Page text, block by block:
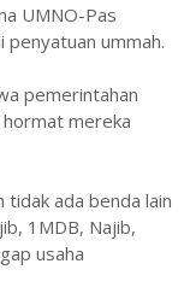
UMNO-Pas
penyatuan ummah.
pemerintahan
hormat mereka
tidak ada benda lain
1MDB, Najib,
usaha